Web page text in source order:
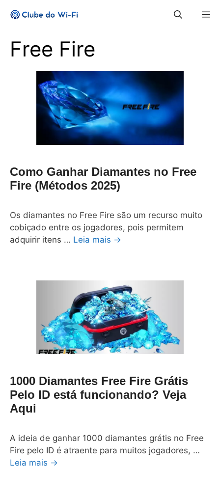
para
conteúdo
Free Fire
Como Ganhar Diamantes no Free
Fire (Métodos 2025)
Os diamantes no Free Fire são um recurso muito
cobiçado entre os jogadores, pois permitem
adquirir itens … Leia mais →
1000 Diamantes Free Fire Grátis
Pelo ID está funcionando? Veja
Aqui
A ideia de ganhar 1000 diamantes grátis no Free
Fire pelo ID é atraente para muitos jogadores, …
Leia mais →